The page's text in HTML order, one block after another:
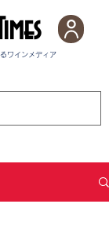
ワインメディア